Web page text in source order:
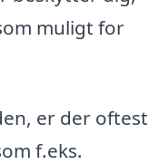
muligt for
er der oftest
f.eks.